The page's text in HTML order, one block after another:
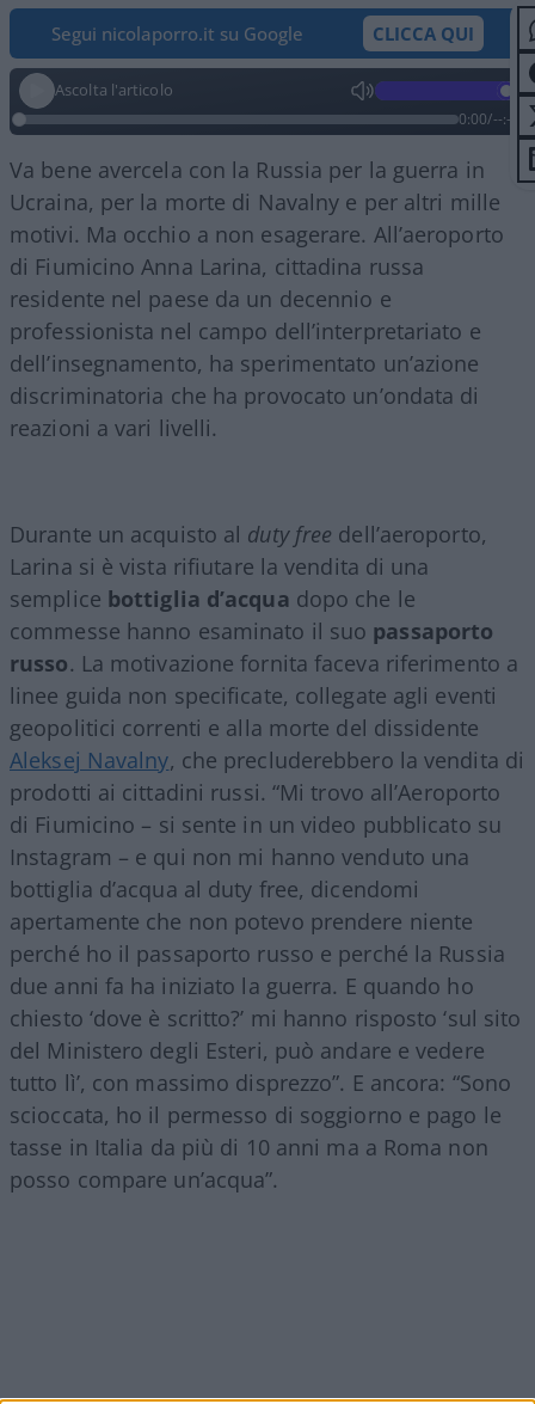
Segui nicolaporro.it su Google CLICCA QUI
Ascolta l'articolo
0:00/--:--
Va bene avercela con la Russia per la guerra in
Ucraina, per la morte di Navalny e per altri mille
motivi. Ma occhio a non esagerare. All’aeroporto
di Fiumicino Anna Larina, cittadina russa
residente nel paese da un decennio e
professionista nel campo dell’interpretariato e
dell’insegnamento, ha sperimentato un’azione
discriminatoria che ha provocato un’ondata di
reazioni a vari livelli.
Durante un acquisto al duty free dell’aeroporto,
Larina si è vista rifiutare la vendita di una
semplice bottiglia d’acqua dopo che le
commesse hanno esaminato il suo passaporto
russo. La motivazione fornita faceva riferimento a
linee guida non specificate, collegate agli eventi
geopolitici correnti e alla morte del dissidente
Aleksej Navalny, che precluderebbero la vendita di
prodotti ai cittadini russi. “Mi trovo all’Aeroporto
di Fiumicino – si sente in un video pubblicato su
Instagram – e qui non mi hanno venduto una
bottiglia d’acqua al duty free, dicendomi
apertamente che non potevo prendere niente
perché ho il passaporto russo e perché la Russia
due anni fa ha iniziato la guerra. E quando ho
chiesto ‘dove è scritto?’ mi hanno risposto ‘sul sito
del Ministero degli Esteri, può andare e vedere
tutto lì’, con massimo disprezzo”. E ancora: “Sono
scioccata, ho il permesso di soggiorno e pago le
tasse in Italia da più di 10 anni ma a Roma non
posso compare un’acqua”.